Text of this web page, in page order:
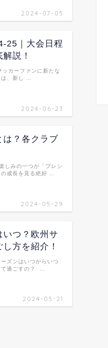
2024-07-05
25｜大会日程
説！
2024-06-23
カーファンに新たな
、新し …
は？各クラブ
2024-05-29
しみの一つが「プレシ
成長を見る絶好 …
いつ？欧州サ
方を紹介！
2024-05-21
ズンはいつからいつ
て過ごすの？ …